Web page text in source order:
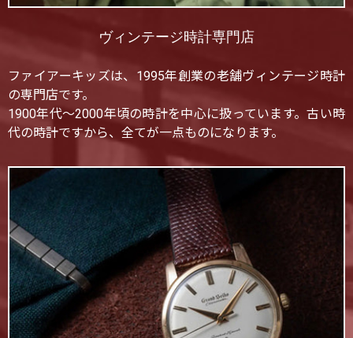
ヴィンテージ時計専門店
ファイアーキッズは、1995年創業の老舗ヴィンテージ時計
の専門店です。
1900年代〜2000年頃の時計を中心に扱っています。古い時
代の時計ですから、全てが一点ものになります。